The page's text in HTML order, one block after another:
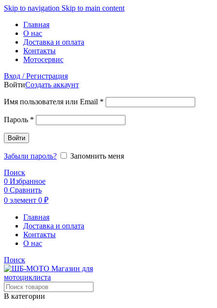
Skip to navigation Skip to main content
Главная
О нас
Доставка и оплата
Контакты
Мотосервис
Вход / Регистрация
ВойтиСоздать аккаунт
Имя пользователя или Email *
Пароль *
Войти
Забыли пароль?
Запомнить меня
Поиск
0 Избранное
0 Сравнить
0 элемент 0 ₽
Главная
Доставка и оплата
Контакты
О нас
Поиск
В категории